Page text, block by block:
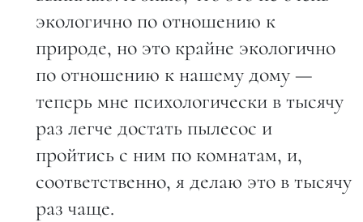
экологично по отношению к
природе, но это крайне экологично
по отношению к нашему дому —
теперь мне психологически в тысячу
раз легче достать пылесос и
пройтись с ним по комнатам, и,
соответственно, я делаю это в тысячу
раз чаще.